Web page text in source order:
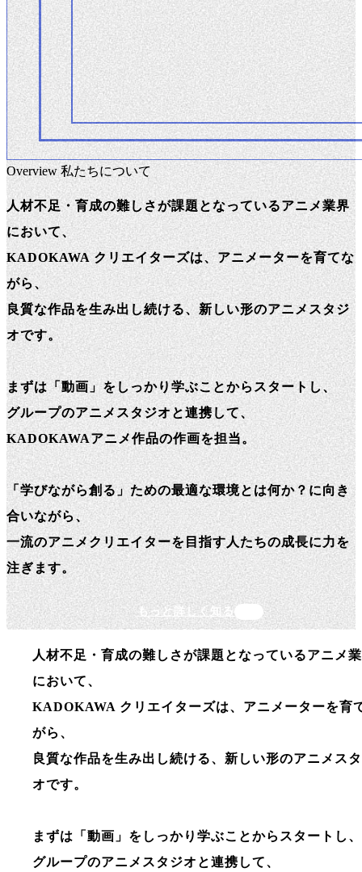
Overview 私たちについて
人材不足・育成の難しさが課題となっているアニメ業界
において、
KADOKAWA クリエイターズは、アニメーターを育てな
がら、
良質な作品を生み出し続ける、新しい形のアニメスタジ
オです。
まずは「動画」をしっかり学ぶことからスタートし、
グループのアニメスタジオと連携して、
KADOKAWAアニメ作品の作画を担当。
「学びながら創る」ための最適な環境とは何か？に向き
合いながら、
一流のアニメクリエイターを目指す人たちの成長に力を
注ぎます。
もっと詳しく知る
人材不足・育成の難しさが課題となっているアニメ
において、
KADOKAWA クリエイターズは、アニメーターを育
がら、
良質な作品を生み出し続ける、新しい形のアニメス
オです。
まずは「動画」をしっかり学ぶことからスタートし、
グループのアニメスタジオと連携して、